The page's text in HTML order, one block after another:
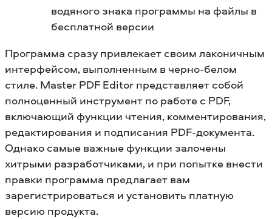
водяного знака программы на файлы в
бесплатной версии
Программа сразу привлекает своим лаконичным
интерфейсом, выполненным в черно-белом
стиле. Master PDF Editor представляет собой
полноценный инструмент по работе с PDF,
включающий функции чтения, комментирования,
редактирования и подписания PDF-документа.
Однако самые важные функции залочены
хитрыми разработчиками, и при попытке внести
правки программа предлагает вам
зарегистрироваться и установить платную
версию продукта.